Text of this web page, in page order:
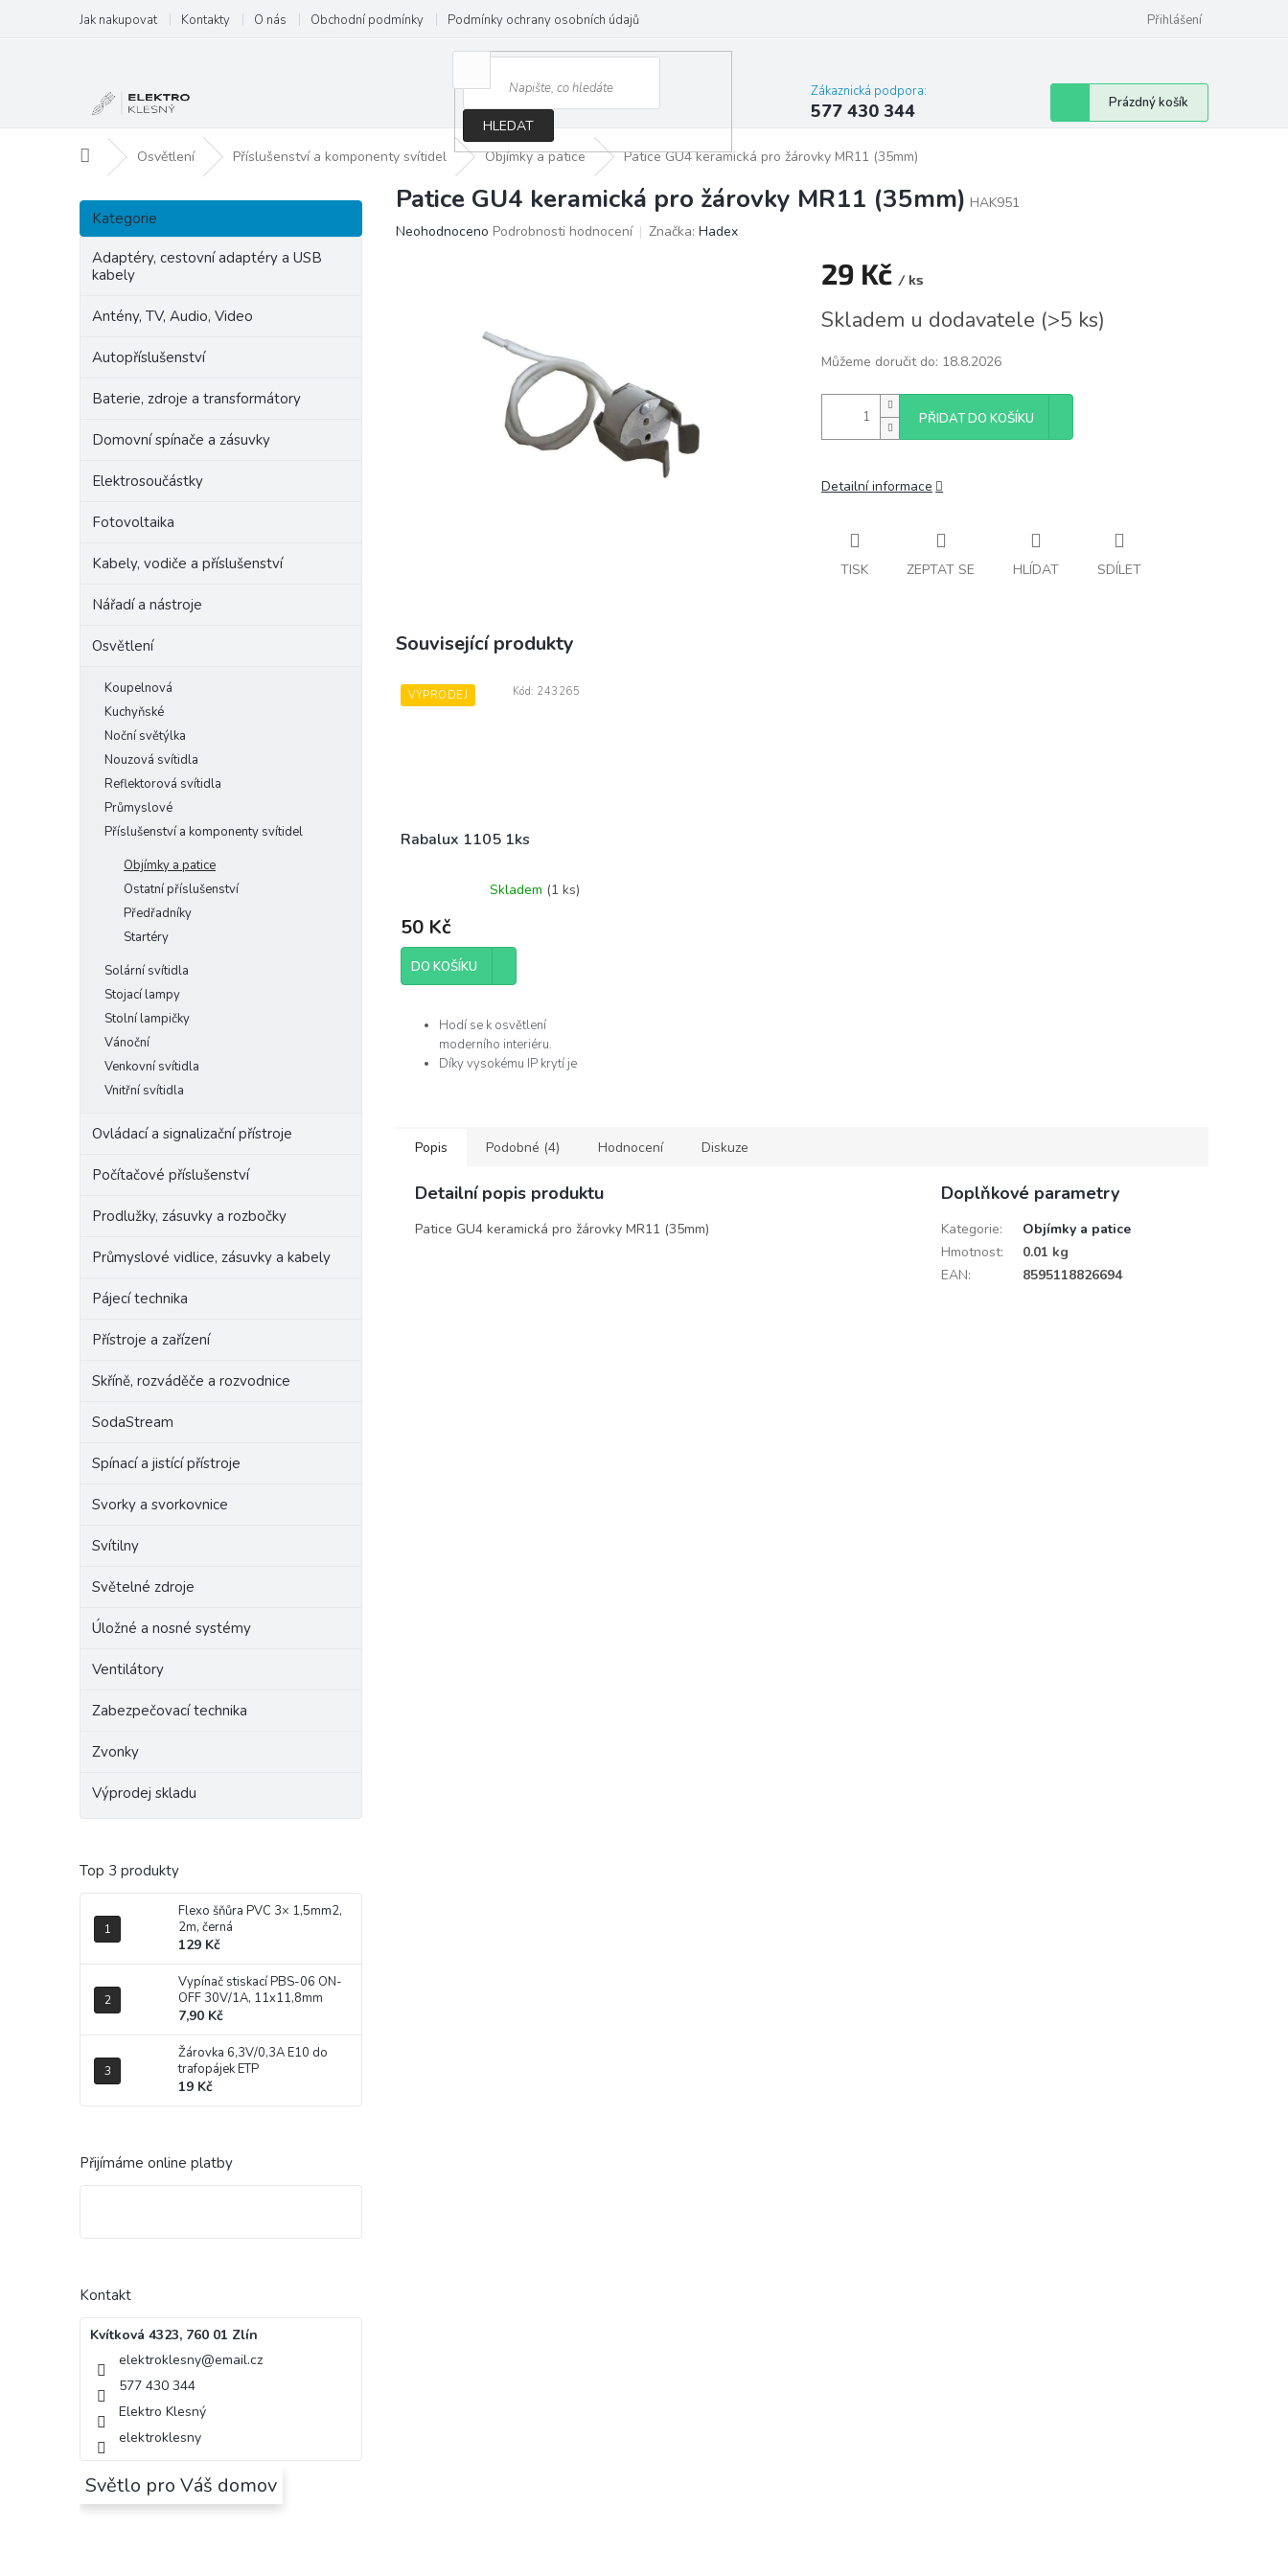
obsah
Jak nakupovat Kontakty O nás Obchodní podmínky Podmínky ochrany osobních údajů Přihlášení
HLEDAT
Zákaznická podpora:
577 430 344
Nákupní
košík
Prázdný košík
Domů Osvětlení Příslušenství a komponenty svítidel Objímky a patice Patice GU4 keramická pro žárovky MR11 (35mm)
P
s
Přeskočit
kategorie
Kategorie
Adaptéry, cestovní adaptéry a USB
kabely
Antény, TV, Audio, Video
Autopříslušenství
Baterie, zdroje a transformátory
Domovní spínače a zásuvky
Elektrosoučástky
Fotovoltaika
Kabely, vodiče a příslušenství
Nářadí a nástroje
Osvětlení
Koupelnová
Kuchyňské
Noční světýlka
Nouzová svítidla
Reflektorová svítidla
Průmyslové
Příslušenství a komponenty svítidel
Objímky a patice
Ostatní příslušenství
Předřadníky
Startéry
Solární svítidla
Stojací lampy
Stolní lampičky
Vánoční
Venkovní svítidla
Vnitřní svítidla
Ovládací a signalizační přístroje
Počítačové příslušenství
Prodlužky, zásuvky a rozbočky
Průmyslové vidlice, zásuvky a kabely
Pájecí technika
Přístroje a zařízení
Skříně, rozváděče a rozvodnice
SodaStream
Spínací a jistící přístroje
Svorky a svorkovnice
Svítilny
Světelné zdroje
Úložné a nosné systémy
Ventilátory
Zabezpečovací technika
Zvonky
Výprodej skladu
Top 3 produkty
Flexo šňůra PVC 3× 1,5mm2,
2m, černá
129 Kč
Vypínač stiskací PBS-06 ON-
OFF 30V/1A, 11x11,8mm
7,90 Kč
Žárovka 6,3V/0,3A E10 do
trafopájek ETP
19 Kč
Přijímáme online platby
Kontakt
Kvítková 4323, 760 01 Zlín
elektroklesny@email.cz
577 430 344
Elektro Klesný
elektroklesny
Světlo pro Váš domov
Patice GU4 keramická pro žárovky MR11 (35mm) HAK951
Průměrné
Neohodnoceno Podrobnosti hodnocení Značka: Hadex
29 Kč / ks
cena:
Skladem u dodavatele (>5 ks)
Můžeme doručit do: 18.8.2026
PŘIDAT DO KOŠÍKU
Detailní informace
TISK ZEPTAT SE HLÍDAT SDÍLET
Související produkty
VÝPRODEJ
Rabalux 1105 1ks
Skladem (1 ks)
50 Kč
DO KOŠÍKU
Hodí se k osvětlení
moderního interiéru.
Díky vysokému IP krytí je
balení.
Kód: 243265
Popis Podobné (4) Hodnocení Diskuze
Detailní popis produktu
Patice GU4 keramická pro žárovky MR11 (35mm)
Doplňkové parametry
Kategorie:
Objímky a patice
Hmotnost:
0.01 kg
EAN: 8595118826694